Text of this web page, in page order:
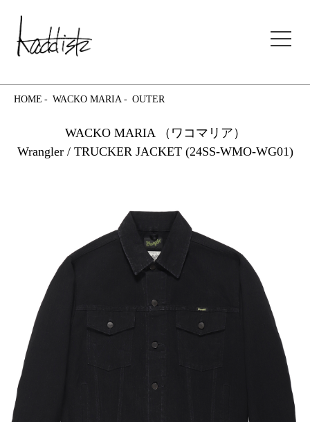
kaddish development store
HOME WACKO MARIA OUTER
WACKO MARIA （ワコマリア）
Wrangler / TRUCKER JACKET (24SS-WMO-WG01)